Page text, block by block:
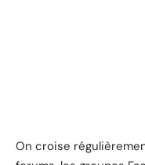
On croise